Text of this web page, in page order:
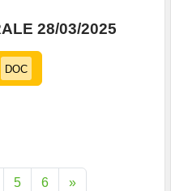
28/03/2025
DOC
5 6 »